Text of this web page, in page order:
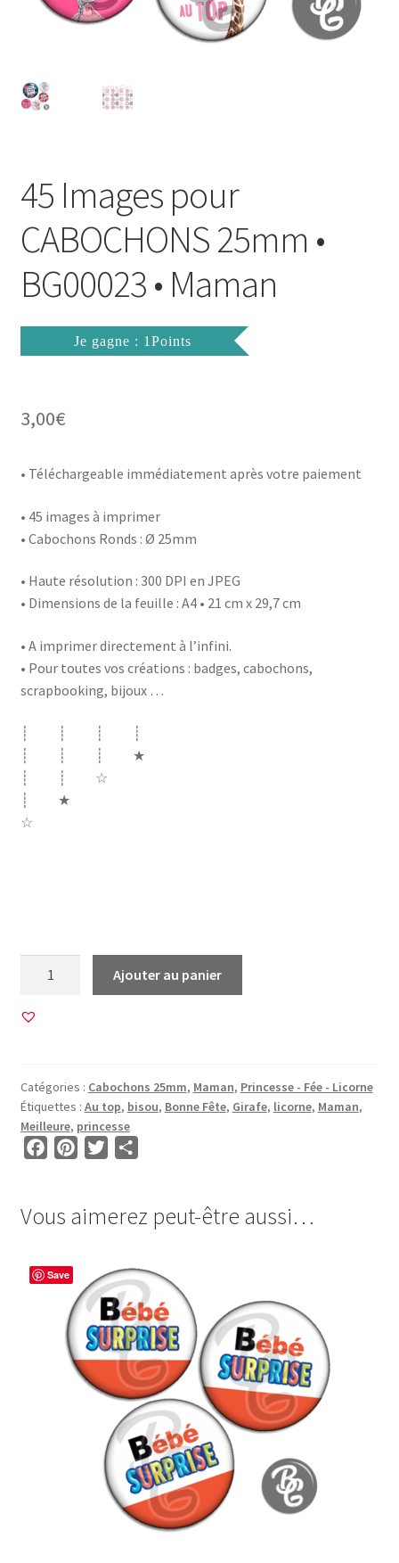
Mon compte
Politique de Confidentialité
Validation de la commande
45 Images pour
CABOCHONS 25mm •
BG00023 • Maman
Je gagne : 1Points
3,00€
• Téléchargeable immédiatement après votre paiement
• 45 images à imprimer
• Cabochons Ronds : Ø 25mm
• Haute résolution : 300 DPI en JPEG
• Dimensions de la feuille : A4 • 21 cm x 29,7 cm
• A imprimer directement à l’infini.
• Pour toutes vos créations : badges, cabochons,
scrapbooking, bijoux …
┊ ┊ ┊ ┊
┊ ┊ ┊ ★
┊ ┊ ☆
┊ ★
☆
45
25mm
•
BG00023
Ajouter au panier
Catégories : Cabochons 25mm, Maman, Princesse - Fée - Licorne
Étiquettes : Au top, bisou, Bonne Fête, Girafe, licorne, Maman,
Meilleure, princesse
e
o
o
t
e
s
t
r
t
g
e
r
Vous aimerez peut-être aussi…
Save